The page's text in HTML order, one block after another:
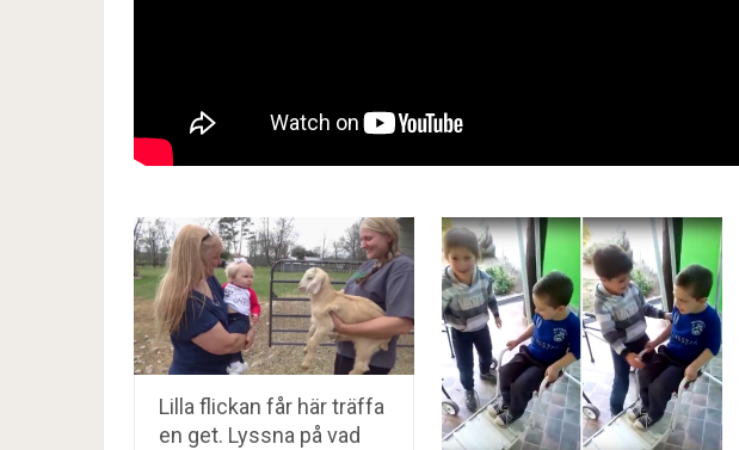
Lilla flickan får här träffa
en get. Lyssna på vad